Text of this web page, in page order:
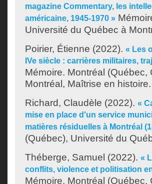
magazine Commentary, les
américaine, 1945-1970 »
Université du Québec à
Poirier, Étienne (2022). « Les
IVe siècle : carrières militaires,
Mémoire. Montréal
Montréal, Maîtrise en histoire.
Richard, Claudèle (2022). «
mise en place d'un service
matières résiduelles à Montréal
(Québec), Université du
Théberge, Samuel (2022). «
conflits, violence et politisation
Mémoire. Montréal